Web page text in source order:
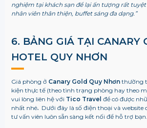
nghiệm tại khách sạn để lại ấn tượng rất
nhân viên thân thiện, buffet sáng đa dạng.”
6. BẢNG GIÁ TẠI CANARY
HOTEL QUY NHƠN
Giá phòng ở Canary Gold Quy Nhơn thường
kiện thực tế (theo tình trạng phòng hay theo
vui lòng liên hệ với Tico Travel để có được
nhất nhé. Dưới đây là số điện thoại và
tư vấn viên luôn sẵn sàng kết nối để hỗ trợ bạn.